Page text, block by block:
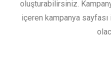
oluşturabilirsiniz.
içeren kampanya sayfası